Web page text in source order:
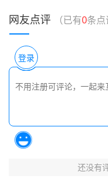
网友点评 （已有0条点
登录
还没有